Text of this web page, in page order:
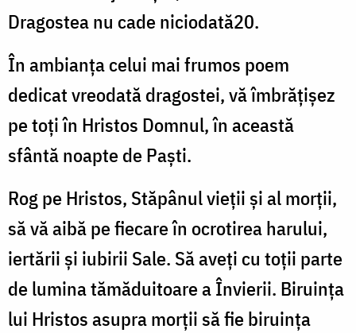
Dragostea nu cade niciodată20.
În ambianța celui mai frumos poem
dedicat vreodată dragostei, vă îmbrățișez
pe toți în Hristos Domnul, în această
sfântă noapte de Paști.
Rog pe Hristos, Stăpânul vieții și al morții,
să vă aibă pe fiecare în ocrotirea harului,
iertării și iubirii Sale. Să aveți cu toții parte
de lumina tămăduitoare a Învierii. Biruința
lui Hristos asupra morții să fie biruința